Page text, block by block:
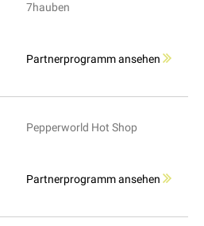
7hauben
Partnerprogramm ansehen
Pepperworld Hot Shop
Partnerprogramm ansehen